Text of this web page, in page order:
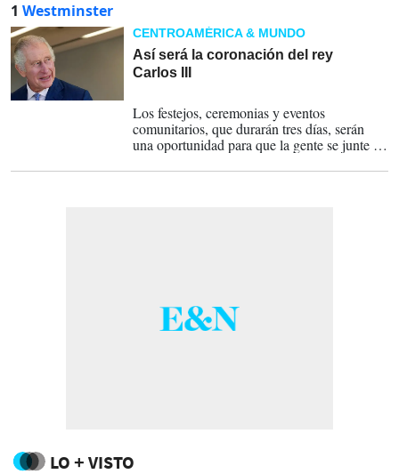
1 Westminster
CENTROAMÉRICA & MUNDO
Así será la coronación del rey
Carlos III
Los festejos, ceremonias y eventos
comunitarios, que durarán tres días, serán
una oportunidad para que la gente se junte en
LO + VISTO